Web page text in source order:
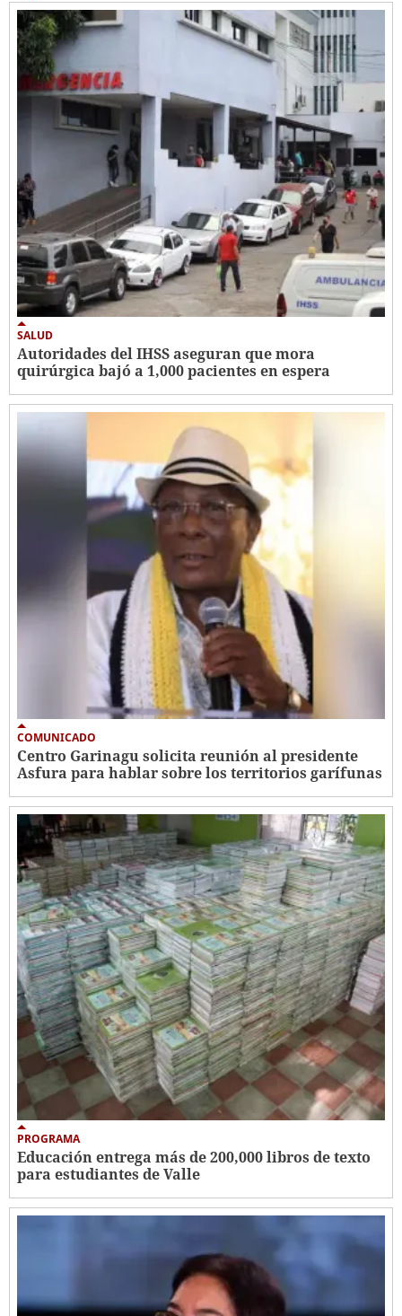
SALUD
Autoridades del IHSS aseguran que mora
quirúrgica bajó a 1,000 pacientes en espera
COMUNICADO
Centro Garinagu solicita reunión al presidente
Asfura para hablar sobre los territorios garífunas
PROGRAMA
Educación entrega más de 200,000 libros de texto
para estudiantes de Valle